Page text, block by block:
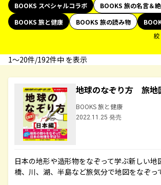
BOOKS スペシャルコラボ
BOOKS 旅の名言＆
BOOKS 旅と健康
BOOKS 旅の読み物
1〜20件/192件中 を表示
地球のなぞり方 旅
BOOKS 旅と健康
2022.11.25 発売
日本の地形や造形物をなぞって学ぶ新しい地
橋、川、湖、半島など旅気分で地図をなぞっ